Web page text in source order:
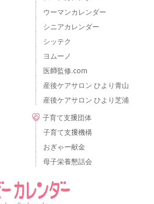
ウーマンカレンダー
シニアカレンダー
シッテク
ヨムーノ
医師監修.com
産後ケアサロン ひより青山
産後ケアサロン ひより芝浦
子育て支援団体
子育て支援機構
おぎゃー献金
母子栄養懇話会